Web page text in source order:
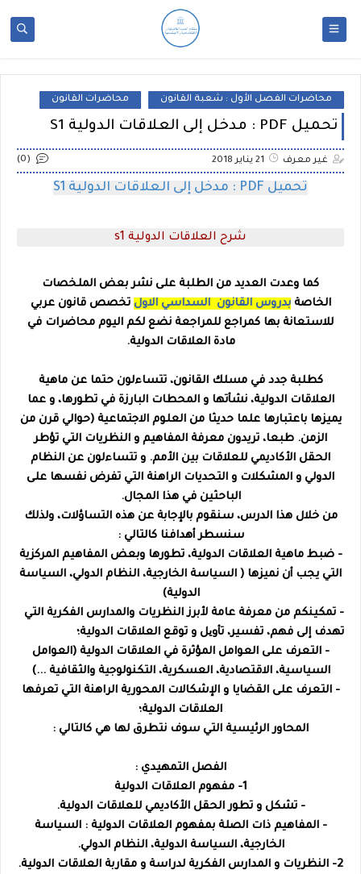
محاضرات الفصل الأول : شعبة القانون محاضرات القانون
تحميل PDF : مدخل إلى العلاقات الدولية S1
غير معرف 21 يناير 2018 (0)
تحميل PDF : مدخل إلى العلاقات الدولية S1
شرح العلاقات الدولية s1
كما وعدت العديد من الطلبة على نشر بعض الملخصات
الخاصةبدروس القانون السداسي الاول تخصص قانون عربي
للاستعانة بها كمراجع للمراجعة نضع لكم اليوم محاضرات في
مادة العلاقات الدولية.
كطلبة جدد في مسلك القانون، تتساءلون حتما عن ماهية
العلاقات الدولية، نشأتها و المحطات البارزة في تطورها، و عما
يميزها باعتبارها علما حديثا من العلوم الاجتماعية (حوالي قرن من
الزمن. طبعا، تريدون معرفة المفاهيم و النظريات التي تؤطر
الحقل الأكاديمي للعلاقات بين الأمم. و تتساءلون عن النظام
الدولي و المشكلات و التحديات الراهنة التي تفرض نفسها على
الباحثين في هذا المجال.
من خلال هذا الدرس، سنقوم بالإجابة عن هذه التساؤلات، ولذلك
سنسطر أهدافنا كالتالي :
- ضبط ماهية العلاقات الدولية، تطورها وبعض المفاهيم المركزية
التي يجب أن نميزها ( السياسة الخارجية، النظام الدولي، السياسة
الدولية)
- تمكينكم من معرفة عامة لأبرز النظريات والمدارس الفكرية التي
تهدف إلى فهم، تفسير، تأویل و توقع العلاقات الدولية؛
- التعرف على العوامل المؤثرة في العلاقات الدولية (العوامل
السياسية، الاقتصادية، العسكرية، التكنولوجية والثقافية ...)
- التعرف على القضايا و الإشكالات المحورية الراهنة التي تعرفها
العلاقات الدولية؛
المحاور الرئيسية التي سوف نتطرق لها هي كالتالي :
الفصل التمهيدي :
1- مفهوم العلاقات الدولية
- تشكل و تطور الحقل الأكاديمي للعلاقات الدولية.
- المفاهيم ذات الصلة بمفهوم العلاقات الدولية : السياسة
الخارجية، السياسة الدولية، النظام الدولي.
2- النظريات و المدارس الفكرية لدراسة و مقاربة العلاقات الدولية.